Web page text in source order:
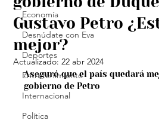
Economía
Desnúdate con Eva
Deportes
Entretenimiento
Internacional
Política
Gustavo Petro
mejor?
Actualizado:22 abr 2024
Aseguró que el país quedará
gobierno de Petro